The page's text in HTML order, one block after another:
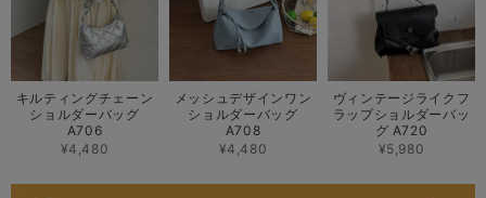
キルティングチェーン
ショルダーバッグ
A706
¥4,480
メッシュデザインワン
ショルダーバッグ
A708
¥4,480
ヴィンテージライクフ
ラップショルダーバッ
グ A720
¥5,980